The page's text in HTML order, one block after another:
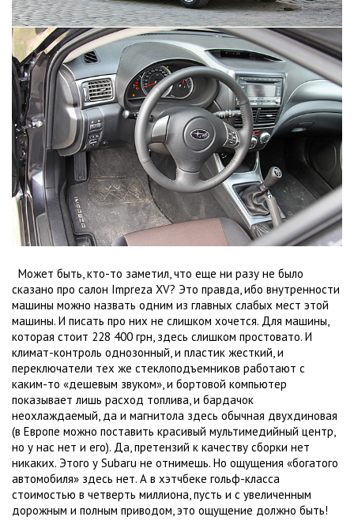
Может быть, кто-то заметил, что еще ни разу не было
сказано про салон Impreza XV? Это правда, ибо внутренности
машины можно назвать одним из главных слабых мест этой
машины. И писать про них не слишком хочется. Для машины,
которая стоит 228 400 грн, здесь слишком простовато. И
климат-контроль однозонный, и пластик жесткий, и
переключатели тех же стеклоподъемников работают с
каким-то «дешевым звуком», и бортовой компьютер
показывает лишь расход топлива, и бардачок
неохлаждаемый, да и магнитола здесь обычная двухдиновая
(в Европе можно поставить красивый мультимедийный центр,
но у нас нет и его). Да, претензий к качеству сборки нет
никаких. Этого у Subaru не отнимешь. Но ощущения «богатого
автомобиля» здесь нет. А в хэтчбеке гольф-класса
стоимостью в четверть миллиона, пусть и с увеличенным
дорожным и полным приводом, это ощущение должно быть!